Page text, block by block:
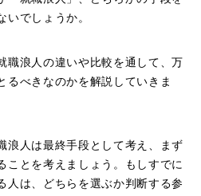
いでしょうか。
職浪人の違いや比較を通して、万
るべきなのかを解説していきま
浪人は最終手段として考え、まず
ことを考えましょう。もしすでに
人は、どちらを選ぶか判断する参